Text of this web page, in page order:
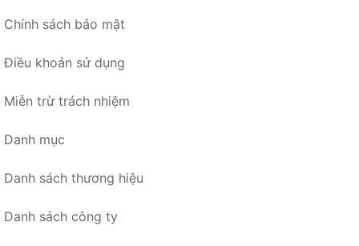
Chính sách bảo mật
Điều khoản sử dụng
Miễn trừ trách nhiệm
Danh mục
Danh sách thương hiệu
Danh sách công ty